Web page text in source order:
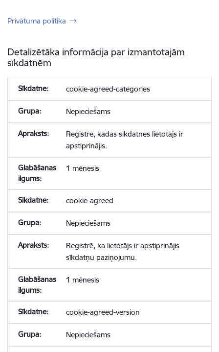
Privātuma politika
Detalizētāka informācija par izmantotajām
sīkdatnēm
cookie-agreed-categories
Nepieciešams
Reģistrē, kādas sīkdatnes lietotājs ir
apstiprinājis.
1 mēnesis
cookie-agreed
Nepieciešams
Reģistrē, ka lietotājs ir apstiprinājis
sīkdatņu paziņojumu.
1 mēnesis
cookie-agreed-version
Nepieciešams